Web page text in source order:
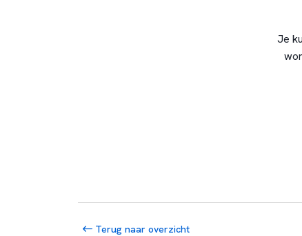
Je
Terug naar overzicht